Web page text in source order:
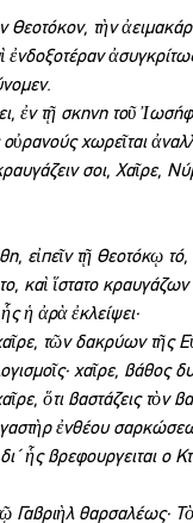
Θεοτόκον, τὴν
ἐνδοξοτέραν
ἐν τῇ σκηνη τοῦ
χωρεῖται
σοι, Χαῖρε,
εἰπεῖν τῇ Θεοτόκῳ
καὶ ἵστατο κραυγάζων
ἡ ἀρὰ ἐκλείψει·
τῶν δακρύων τῆς
χαῖρε, βάθος
ὅτι βαστάζεις τὸν
γαστὴρ ἐνθέου
ἧς βρεφουργειται ο
Γαβριὴλ